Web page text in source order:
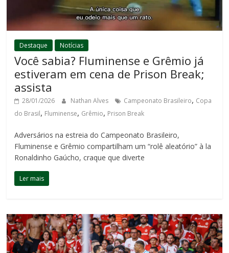
Destaque Notícias
Você sabia? Fluminense e Grêmio já
estiveram em cena de Prison Break;
assista
28/01/2026 Nathan Alves Campeonato Brasileiro, Copa
do Brasil, Fluminense, Grêmio, Prison Break
Adversários na estreia do Campeonato Brasileiro,
Fluminense e Grêmio compartilham um “rolê aleatório” à la
Ronaldinho Gaúcho, craque que diverte
Ler mais